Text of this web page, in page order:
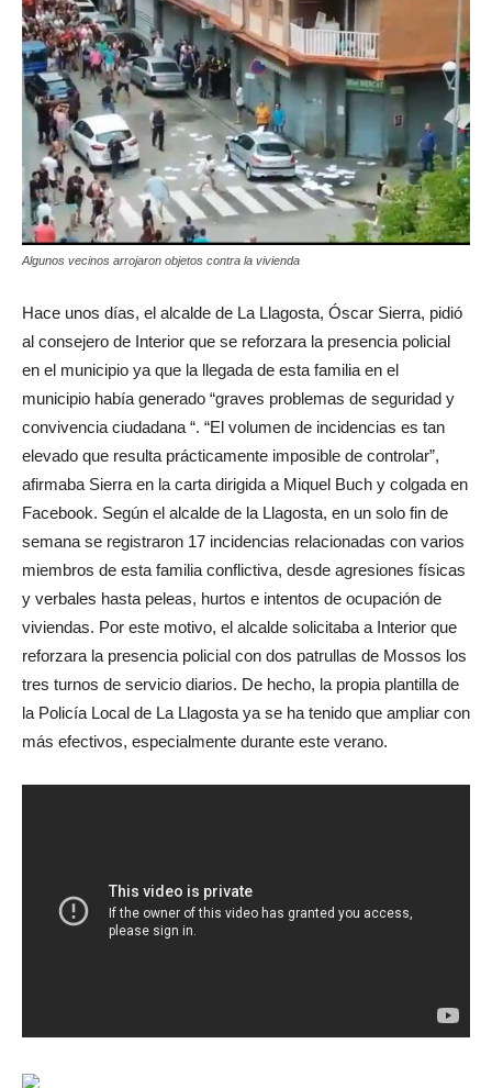
Algunos vecinos arrojaron objetos contra la vivienda
Hace unos días, el alcalde de La Llagosta, Óscar Sierra, pidió
al consejero de Interior que se reforzara la presencia policial
en el municipio ya que la llegada de esta familia en el
municipio había generado “graves problemas de seguridad y
convivencia ciudadana “. “El volumen de incidencias es tan
elevado que resulta prácticamente imposible de controlar”,
afirmaba Sierra en la carta dirigida a Miquel Buch y colgada en
Facebook. Según el alcalde de la Llagosta, en un solo fin de
semana se registraron 17 incidencias relacionadas con varios
miembros de esta familia conflictiva, desde agresiones físicas
y verbales hasta peleas, hurtos e intentos de ocupación de
viviendas. Por este motivo, el alcalde solicitaba a Interior que
reforzara la presencia policial con dos patrullas de Mossos los
tres turnos de servicio diarios. De hecho, la propia plantilla de
la Policía Local de La Llagosta ya se ha tenido que ampliar con
más efectivos, especialmente durante este verano.